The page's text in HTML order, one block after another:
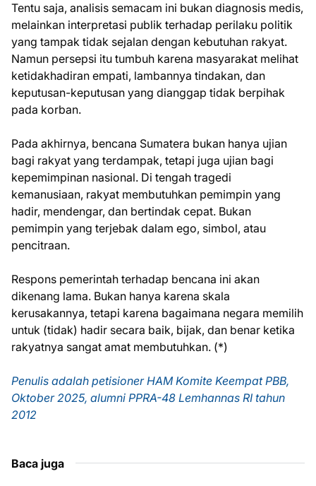
Tentu saja, analisis semacam ini bukan diagnosis medis,
melainkan interpretasi publik terhadap perilaku politik
yang tampak tidak sejalan dengan kebutuhan rakyat.
Namun persepsi itu tumbuh karena masyarakat melihat
ketidakhadiran empati, lambannya tindakan, dan
keputusan-keputusan yang dianggap tidak berpihak
pada korban.
Pada akhirnya, bencana Sumatera bukan hanya ujian
bagi rakyat yang terdampak, tetapi juga ujian bagi
kepemimpinan nasional. Di tengah tragedi
kemanusiaan, rakyat membutuhkan pemimpin yang
hadir, mendengar, dan bertindak cepat. Bukan
pemimpin yang terjebak dalam ego, simbol, atau
pencitraan.
Respons pemerintah terhadap bencana ini akan
dikenang lama. Bukan hanya karena skala
kerusakannya, tetapi karena bagaimana negara memilih
untuk (tidak) hadir secara baik, bijak, dan benar ketika
rakyatnya sangat amat membutuhkan. (*)
Penulis adalah petisioner HAM Komite Keempat PBB,
Oktober 2025, alumni PPRA-48 Lemhannas RI tahun
2012
Baca juga